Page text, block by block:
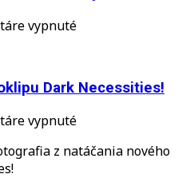
nového
vypnuténa
album
Dark Necessities!
vypnuténa
z
z natáčania nového